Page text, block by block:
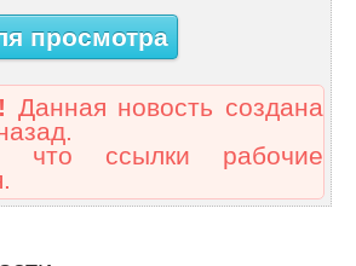
просмотра
Данная новость создана
что ссылки рабочие